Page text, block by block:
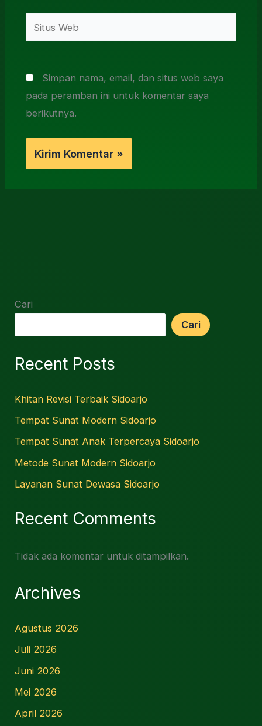
Situs
Web
Simpan nama, email, dan situs web saya
pada peramban ini untuk komentar saya
berikutnya.
Cari
Cari
Recent Posts
Khitan Revisi Terbaik Sidoarjo
Tempat Sunat Modern Sidoarjo
Tempat Sunat Anak Terpercaya Sidoarjo
Metode Sunat Modern Sidoarjo
Layanan Sunat Dewasa Sidoarjo
Recent Comments
Tidak ada komentar untuk ditampilkan.
Archives
Agustus 2026
Juli 2026
Juni 2026
Mei 2026
April 2026